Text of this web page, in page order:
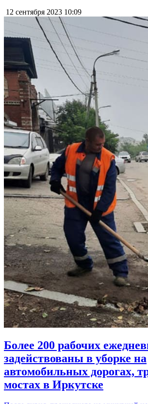
12 сентября 2023 10:09
Более 200 рабочих
задействованы в уборке на
автомобильных дорогах,
мостах в Иркутске